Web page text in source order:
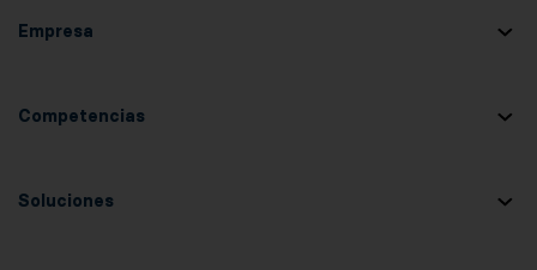
Empresa
Competencias
Soluciones